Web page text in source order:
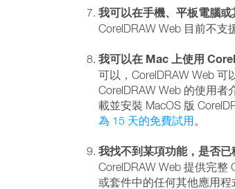
我可以在手機、平板電腦
CorelDRAW Web 目前不支
我可以在 Mac 上使用
可以，CorelDRAW Web 可
CorelDRAW Web 的使用者
載並安裝 MacOS 版
為 15 天的免費試用。
我找不到某項功能，是否已
CorelDRAW Web 提供完整
或套件中的任何其他應用程